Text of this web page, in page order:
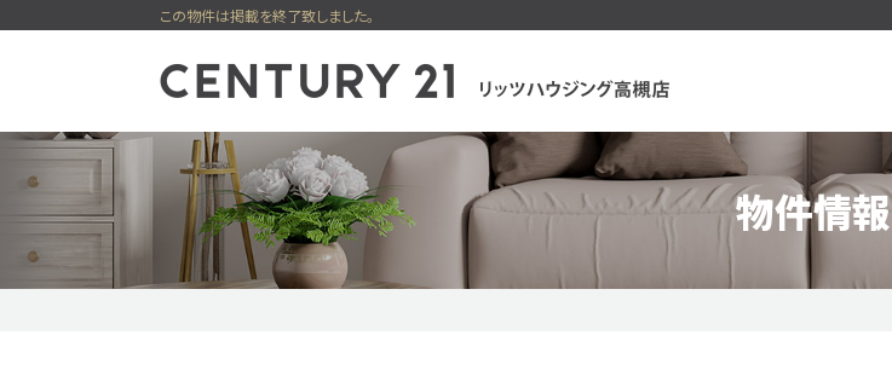
この物件は掲載を終了致しました。
センチュリー21
物件情報